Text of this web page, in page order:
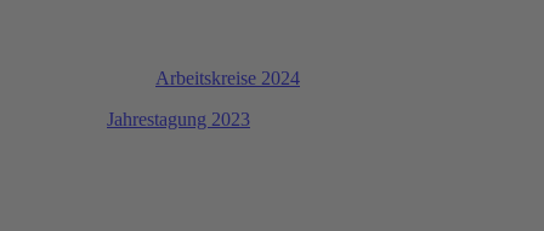
Arbeitskreise 2024
Jahrestagung 2023